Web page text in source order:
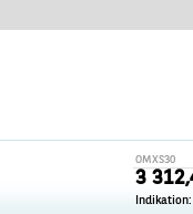
OMXS30
3
Indikation: